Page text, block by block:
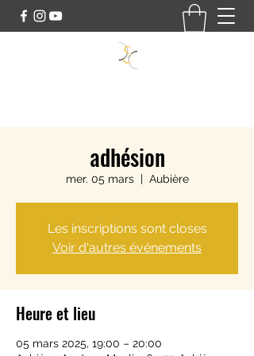
adhésion
mer. 05 mars
  |
Aubière
Les inscriptions sont closes
Voir d'autres événements
Heure et lieu
05 mars 2025, 19:00 – 20:00